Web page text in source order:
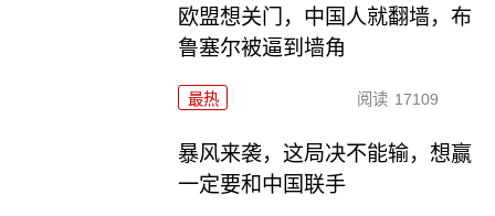
欧盟想关门，中国人就翻墙，布
鲁塞尔被逼到墙角
最热 阅读 17109
暴风来袭，这局决不能输，想赢
一定要和中国联手